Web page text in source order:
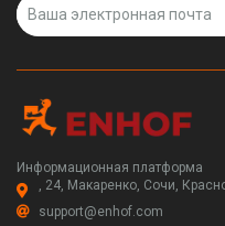
Информационная платформа
, 24, Макаренко, Сочи,
support@enhof.com